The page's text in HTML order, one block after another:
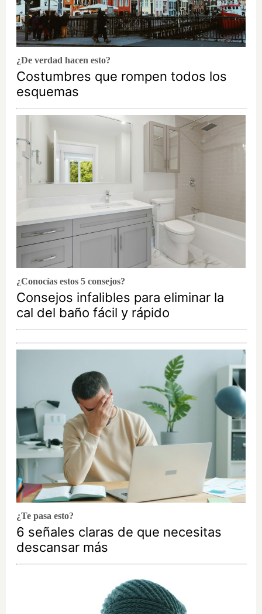
¿De verdad hacen esto?
Costumbres que rompen todos los
esquemas
¿Conocías estos 5 consejos?
Consejos infalibles para eliminar la
cal del baño fácil y rápido
¿Te pasa esto?
6 señales claras de que necesitas
descansar más